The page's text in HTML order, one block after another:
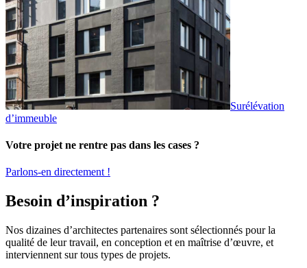
Surélévation
d’immeuble
Votre projet ne rentre pas dans les cases ?
Parlons-en directement !
Besoin d’inspiration ?
Nos dizaines d’architectes partenaires sont sélectionnés pour la
qualité de leur travail, en conception et en maîtrise d’œuvre, et
interviennent sur tous types de projets.